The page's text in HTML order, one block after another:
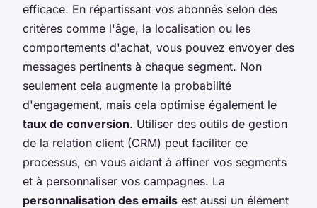
efficace. En répartissant vos abonnés selon des
critères comme l'âge, la localisation ou les
comportements d'achat, vous pouvez envoyer des
messages pertinents à chaque segment. Non
seulement cela augmente la probabilité
d'engagement, mais cela optimise également le
taux de conversion. Utiliser des outils de gestion
de la relation client (CRM) peut faciliter ce
processus, en vous aidant à affiner vos segments
et à personnaliser vos campagnes. La
personnalisation des emails est aussi un élément